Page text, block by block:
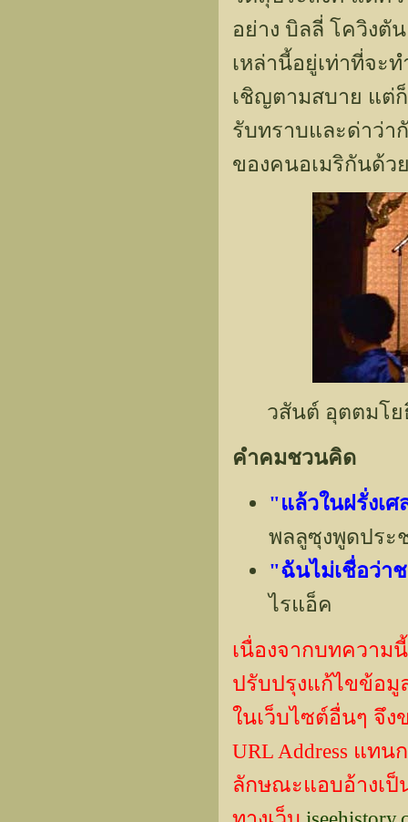
อย่าง บิลลี่ โควิงตั
เหล่านี้อยู่เท่าที่จะ
เชิญตามสบาย แต่
รับทราบและด่าว่า
ของคนอเมริกันด้ว
วสันต์ อุตตมโ
คำคมชวนคิด
"แล้วในฝรั่งเ
พลลูซุงพูดประ
"ฉันไม่เชื่อว่า
ไรแอ็ค
เนื่องจากบทความ
ปรับปรุงแก้ไขข้อมู
ในเว็บไซต์อื่นๆ จึง
URL Address แท
ลักษณะแอบอ้างเป็